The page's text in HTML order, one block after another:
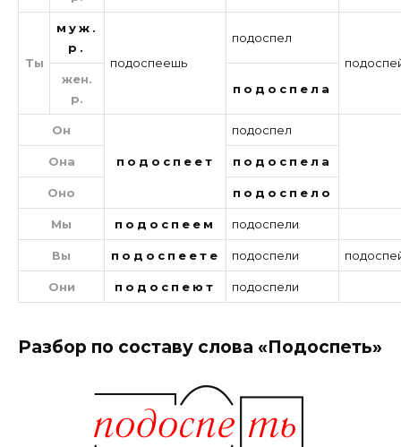
Ты
муж.
р.
подоспеешь
подоспел
жен.
р.
подоспела
Он
подоспеет
подоспел
Она подоспела
Оно подоспело
Мы подоспеем подоспели
Вы подоспеете подоспели
Они подоспеют подоспели
Разбор по составу слова «Подоспеть»